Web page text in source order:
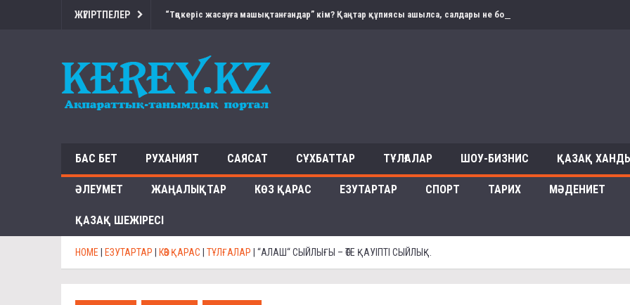
ЖҮГІРТПЕЛЕР “Төңкеріс жасауға машықтанғандар” кім? Қаңтар құпиясы ашылса, салдары не болады? Депутатпен сұхбат
БАС БЕТ РУХАНИЯТ САЯСАТ СҰХБАТТАР ТҰЛҒАЛАР ШОУ-БИЗНИС ҚАЗАҚ
ӘЛЕУМЕТ ЖАҢАЛЫҚТАР КӨЗ ҚАРАС ЕЗУТАРТАР СПОРТ ТАРИХ МӘДЕНИЕТ
ҚАЗАҚ ШЕЖІРЕСІ
HOME ЕЗУТАРТАР КӨЗ ҚАРАС ТҰЛҒАЛАР “АЛАШ“ СЫЙЛЫҒЫ – ӨТЕ ҚАУІПТІ СЫЙЛЫҚ.